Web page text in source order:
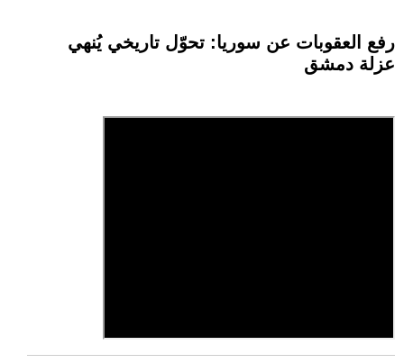
رفع العقوبات عن سوريا: تحوّل تاريخي يُنهي
عزلة دمشق